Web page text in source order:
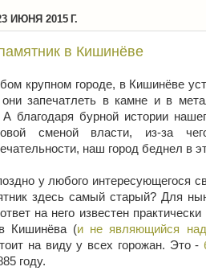
ИЮНЯ 2015 Г.
в Кишинёве
крупном городе, в Кишинёве
запечатлеть в камне и в
благодаря бурной истории
сменой власти, из-за
наш город беднел в
у любого интересующегося
здесь самый старый? Для
на него известен
Кишинёва (и не являющийся
на виду у всех горожан. Это -
году.